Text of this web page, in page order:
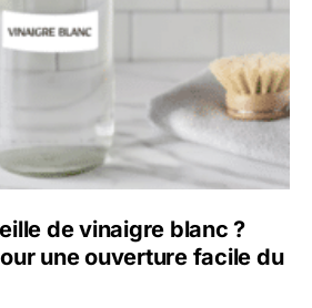
de vinaigre blanc ?
une ouverture facile du